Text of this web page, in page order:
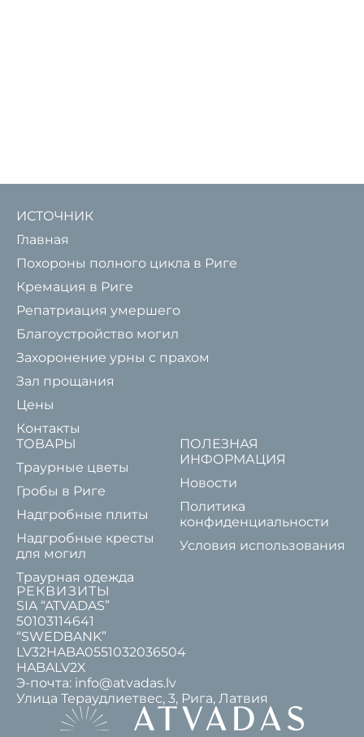
ИСТОЧНИК
Главная
Похороны полного цикла в Риге
Кремация в Риге
Репатриация умершего
Благоустройство могил
Захоронение урны с прахом
Зал прощания
Цены
Контакты
ТОВАРЫ
Траурные цветы
Гробы в Риге
Надгробные плиты
Надгробные кресты
для могил
Траурная одежда
ПОЛЕЗНАЯ
ИНФОРМАЦИЯ
Новости
Политика
конфиденциальности
Условия использования
РЕКВИЗИТЫ
SIA “ATVADAS”
50103114641
“SWEDBANK”
LV32HABA0551032036504
HABALV2X
Э-почта: info@atvadas.lv
Улица Тераудлиетвес, 3, Рига, Латвия